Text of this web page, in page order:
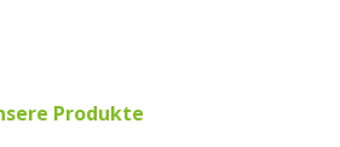
Produkte